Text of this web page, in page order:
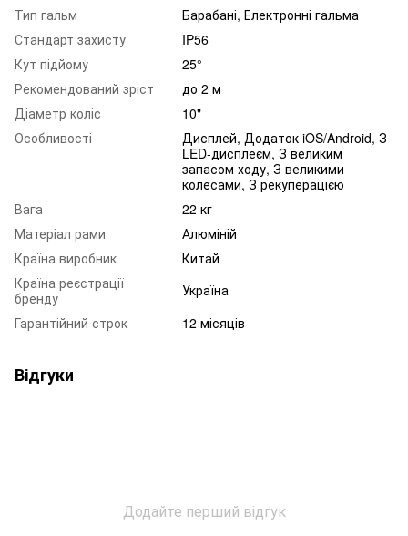
Тип гальм
Барабані, Електронні гальма
Стандарт захисту
IP56
Кут підйому
25°
Рекомендований зріст
до 2 м
Діаметр коліс
10"
Особливості
Дисплей, Додаток iOS/Android, З
LED-дисплеєм, З великим
запасом ходу, З великими
колесами, З рекуперацією
Вага
22 кг
Матеріал рами
Алюміній
Країна виробник
Китай
Країна реєстрації
бренду
Україна
Гарантійний строк
12 місяців
Відгуки
Додайте перший відгук